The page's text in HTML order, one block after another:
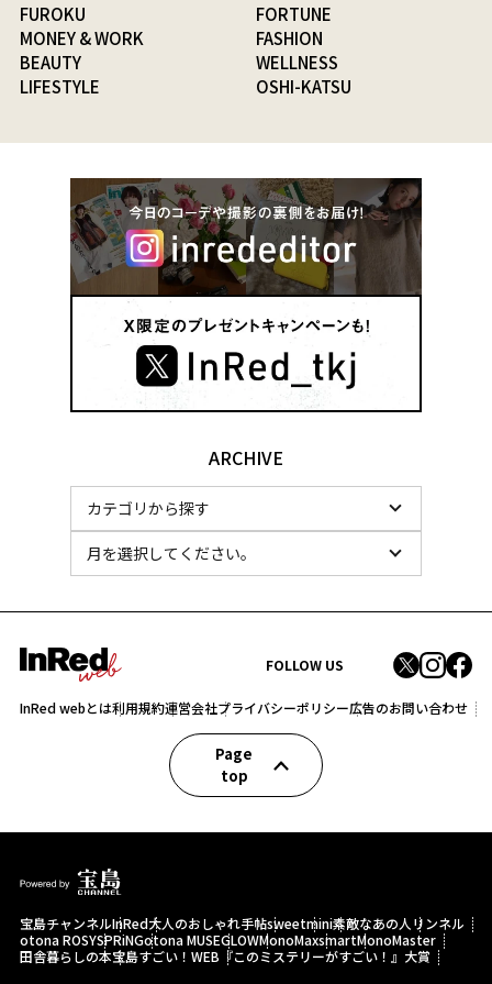
FUROKU
FORTUNE
MONEY & WORK
FASHION
BEAUTY
WELLNESS
LIFESTYLE
OSHI-KATSU
ARCHIVE
FOLLOW US
InRed webとは利用規約運営会社プライバシーポリシー広告のお問い合わせ
Page
top
宝島チャンネルInRed大人のおしゃれ手帖sweetmini素敵なあの人 リンネル
otona ROSYSPRiNGotona MUSEGLOWMonoMaxsmartMonoMaster
田舎暮らしの本宝島すごい！WEB 『このミステリーがすごい！』大賞